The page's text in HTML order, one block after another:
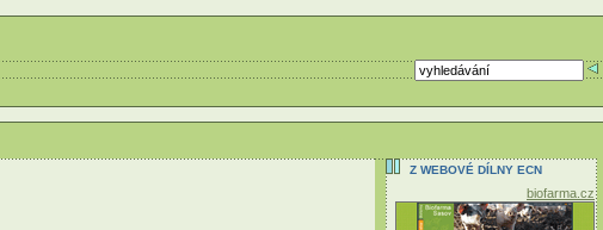
Z WEBOVÉ DÍLNY ECN
biofarma.cz